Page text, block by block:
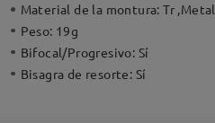
Material de la montura:Tr ,Metal
Peso: 19g
Bifocal/Progresivo: Sí
Bisagra de resorte: Sí